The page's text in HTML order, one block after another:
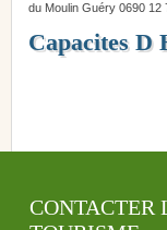
du Moulin Guéry 0690 12
Capacites D
CONTACTER